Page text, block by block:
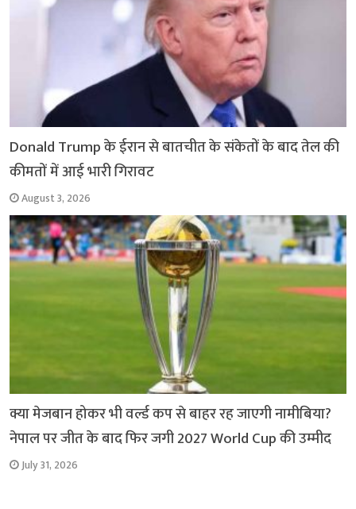
Donald Trump के ईरान से बातचीत के संकेतों के बाद तेल की
कीमतों में आई भारी गिरावट
August 3, 2026
क्या मेजबान होकर भी वर्ल्ड कप से बाहर रह जाएगी नामीबिया?
नेपाल पर जीत के बाद फिर जगी 2027 World Cup की उम्मीद
July 31, 2026